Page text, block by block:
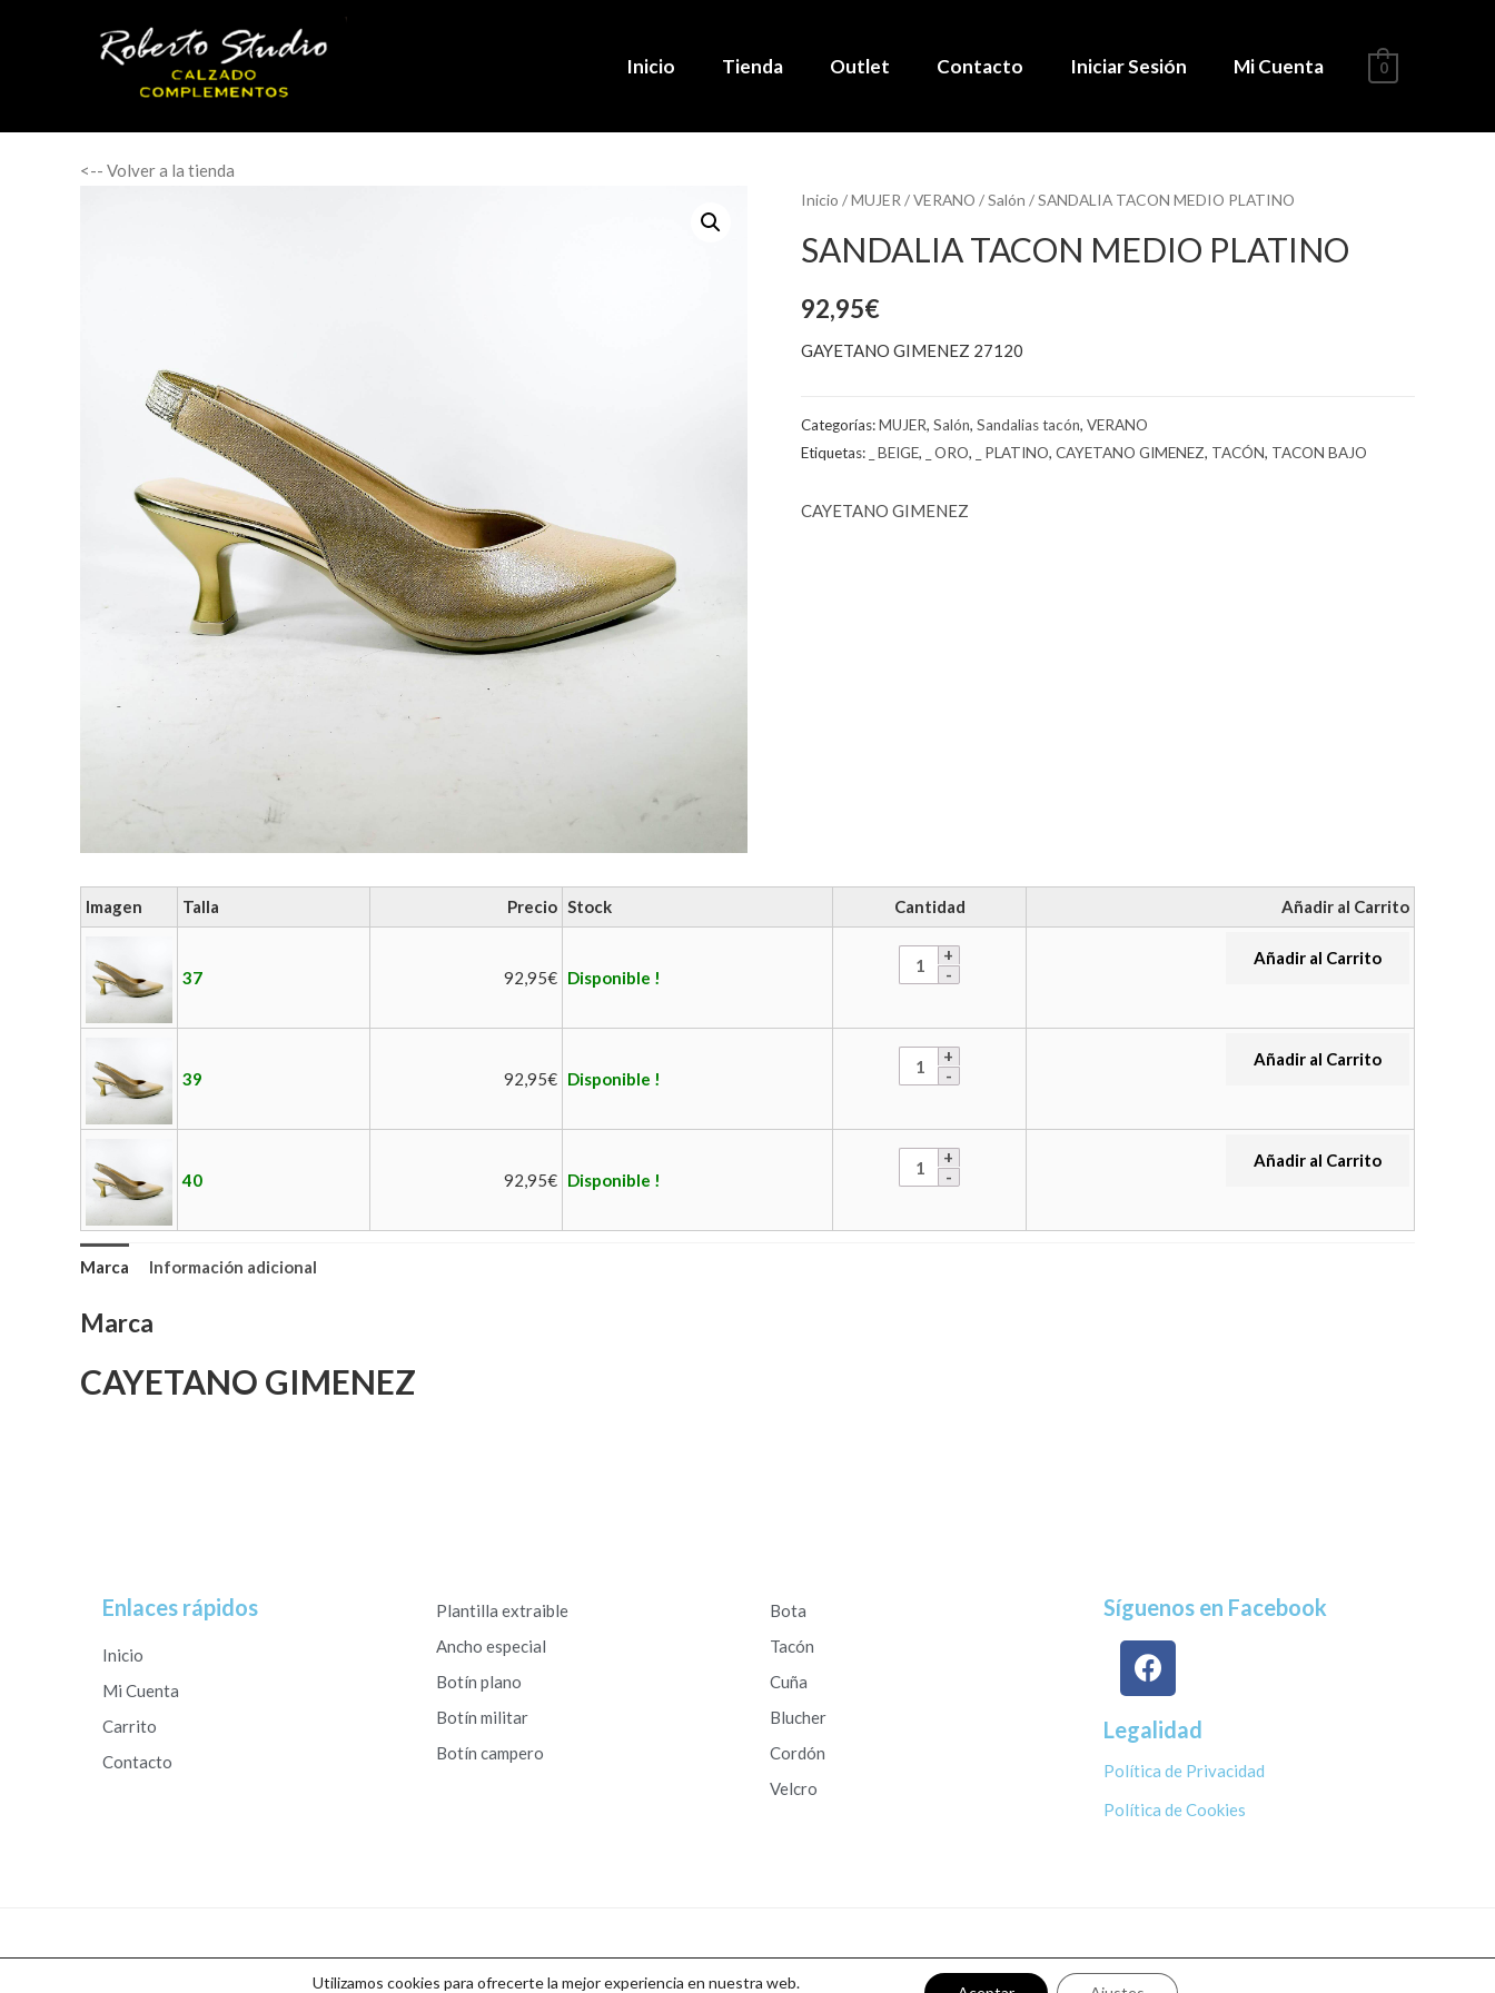
Inicio Tienda Outlet Contacto Iniciar Sesión Mi Cuenta 0
<-- Volver a la tienda
Inicio /MUJER /VERANO /Salón / SANDALIA TACON MEDIO PLATINO
SANDALIA TACON MEDIO PLATINO
92,95€
GAYETANO GIMENEZ 27120
Categorías:MUJER, Salón, Sandalias tacón, VERANO
Etiquetas:
_ BEIGE, _ ORO, _ PLATINO, CAYETANO GIMENEZ, TACÓN, TACON BAJO
CAYETANO GIMENEZ
Imagen Talla Precio Stock Cantidad Añadir al Carrito
37 92,95€ Disponible !
Añadir al Carrito
39 92,95€ Disponible !
Añadir al Carrito
40 92,95€ Disponible !
Añadir al Carrito
Marca Información adicional
Marca
CAYETANO GIMENEZ
Enlaces rápidos
Inicio
Mi Cuenta
Carrito
Contacto
Plantilla extraible
Ancho especial
Botín plano
Botín militar
Botín campero
Bota
Tacón
Cuña
Blucher
Cordón
Velcro
Síguenos en Facebook
Legalidad
Política de Privacidad
Política de Cookies
Utilizamos cookies para ofrecerte la mejor experiencia en nuestra web.